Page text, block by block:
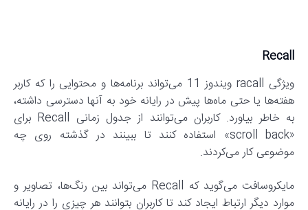
Recall
ویژگی racall ویندوز 11 می‌تواند برنامه‌ها و محتوایی را که کاربر
هفته‌ها یا حتی ماه‌ها پیش در رایانه خود به آنها دسترسی داشته،
به خاطر بیاورد. کاربران می‌توانند از جدول زمانی Recall برای
«scroll back» استفاده کنند تا ببینند در گذشته روی چه
موضوعی کار می‌کردند.
مایکروسافت می‌گوید که Recall می‌تواند بین رنگ‌ها، تصاویر و
موارد دیگر ارتباط ایجاد کند تا کاربران بتوانند هر چیزی را در رایانه